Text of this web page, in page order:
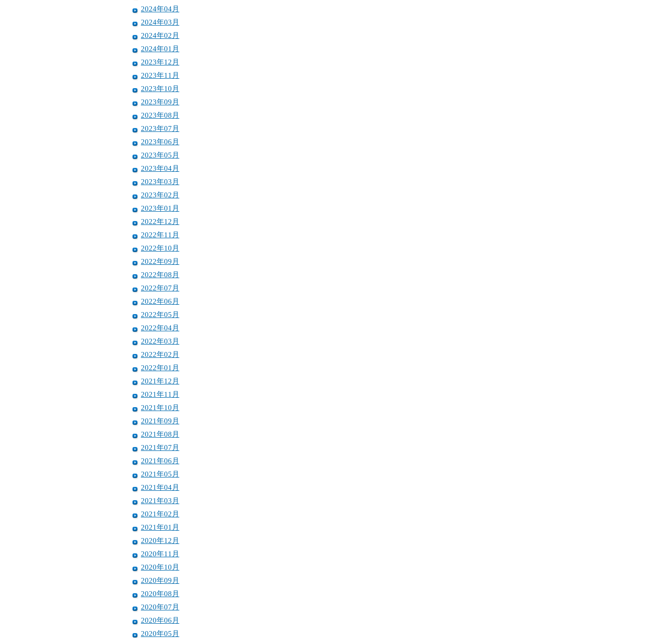
2024年04月
2024年03月
2024年02月
2024年01月
2023年12月
2023年11月
2023年10月
2023年09月
2023年08月
2023年07月
2023年06月
2023年05月
2023年04月
2023年03月
2023年02月
2023年01月
2022年12月
2022年11月
2022年10月
2022年09月
2022年08月
2022年07月
2022年06月
2022年05月
2022年04月
2022年03月
2022年02月
2022年01月
2021年12月
2021年11月
2021年10月
2021年09月
2021年08月
2021年07月
2021年06月
2021年05月
2021年04月
2021年03月
2021年02月
2021年01月
2020年12月
2020年11月
2020年10月
2020年09月
2020年08月
2020年07月
2020年06月
2020年05月